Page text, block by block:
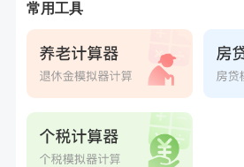
李**
购买了七年五季黑咖啡速溶低
常用工具